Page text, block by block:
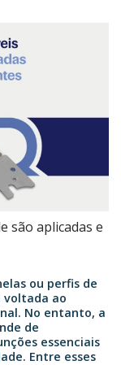
são aplicadas e
ou perfis de
voltada ao
No entanto, a
de
essenciais
Entre esses